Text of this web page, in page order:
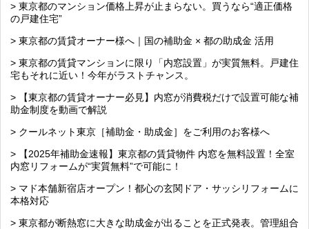
> 東京都のマンション価格上昇が止まらない。買うなら“適正価格
の戸建住宅”
> 東京都の賃貸オーナー様へ｜国の補助金 × 都の助成金 活用
> 東京都の賃貸マンションに限り「内窓設置」が実質無料。戸建住
宅もそれに近い！今年がラストチャンス。
> 【東京都の賃貸オーナー必見】内窓が消費税だけで設置可能な補
助金制度を動画で解説
> クールネット東京［補助金・助成金］をご利用のお客様へ
> 【2025年補助金速報】東京都の賃貸物件 内窓を無料設置！全室
内窓リフォームが“実質無料”で可能に！
> マド本舗新宿店オープン！都心の玄関ドア・サッシリフォームに
本格対応
> 東京都が断熱窓に大きな助成金が出ることを正式発表。管理組合